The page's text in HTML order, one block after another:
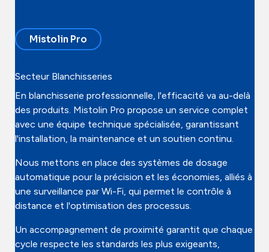
Mistolin Pro
Secteur Blanchisseries
En blanchisserie professionnelle, l'efficacité va au-delà
des produits. Mistolin Pro propose un service complet
avec une équipe technique spécialisée, garantissant
l'installation, la maintenance et un soutien continu.
Nous mettons en place des systèmes de dosage
automatique pour la précision et les économies, alliés à
une surveillance par Wi-Fi, qui permet le contrôle à
distance et l'optimisation des processus.
Un accompagnement de proximité garantit que chaque
cycle respecte les standards les plus exigeants,